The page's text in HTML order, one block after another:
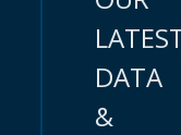
DATA
&